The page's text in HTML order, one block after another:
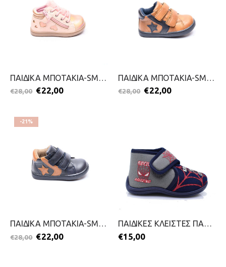
ΠΑΙΔΙΚΑ ΜΠΟΤΑΚΙΑ-SMART KIDS-2111-0346-ΡΟΖ
€28,00 €22,00
ΠΑΙΔΙΚΑ ΜΠΟΤΑΚΙΑ-SMART KIDS-2111-0345-ΚΑΦΕ
€28,00 €22,00
-21%
ΠΑΙΔΙΚΑ ΜΠΟΤΑΚΙΑ-SMART KIDS-2111-0345-ΜΠΛΕ
€28,00 €22,00
ΠΑΙΔΙΚΕΣ ΚΛΕΙΣΤΕΣ ΠΑΝΤΟΦΛΕΣ-SMART KIDS-2311-0215-ΜΠΛΕ
€15,00